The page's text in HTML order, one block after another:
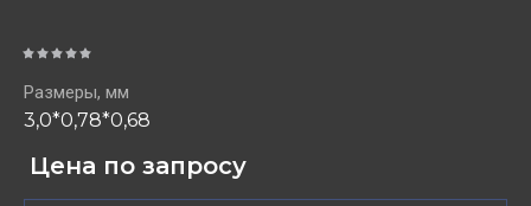
Размеры, мм
3,0*0,78*0,68
Цена по запросу